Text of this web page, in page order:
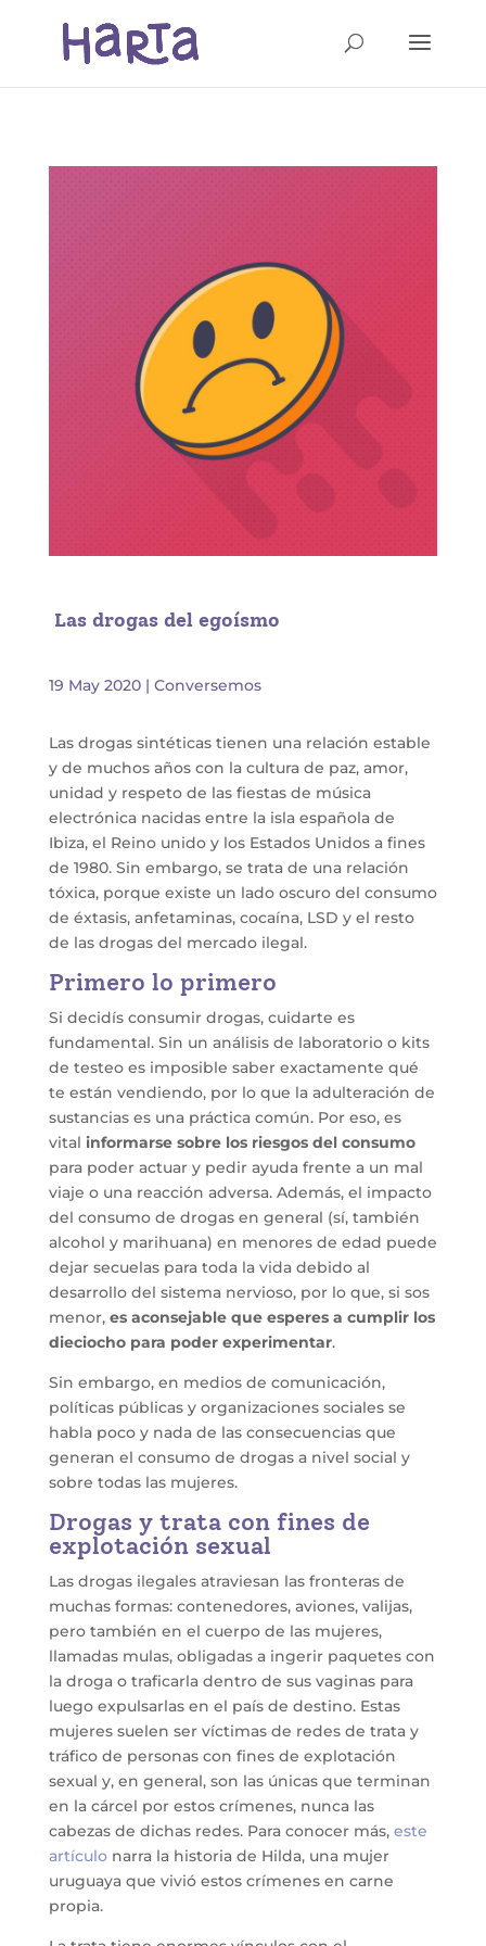
Las drogas del egoísmo
19 May 2020| Conversemos
Las drogas sintéticas tienen una relación estable
y de muchos años con la cultura de paz, amor,
unidad y respeto de las fiestas de música
electrónica nacidas entre la isla española de
Ibiza, el Reino unido y los Estados Unidos a fines
de 1980. Sin embargo, se trata de una relación
tóxica, porque existe un lado oscuro del consumo
de éxtasis, anfetaminas, cocaína, LSD y el resto
de las drogas del mercado ilegal.
Primero lo primero
Si decidís consumir drogas, cuidarte es
fundamental. Sin un análisis de laboratorio o kits
de testeo es imposible saber exactamente qué
te están vendiendo, por lo que la adulteración de
sustancias es una práctica común. Por eso, es
vital informarse sobre los riesgos del consumo
para poder actuar y pedir ayuda frente a un mal
viaje o una reacción adversa. Además, el impacto
del consumo de drogas en general (sí, también
alcohol y marihuana) en menores de edad puede
dejar secuelas para toda la vida debido al
desarrollo del sistema nervioso, por lo que, si sos
menor, es aconsejable que esperes a cumplir los
dieciocho para poder experimentar.
Sin embargo, en medios de comunicación,
políticas públicas y organizaciones sociales se
habla poco y nada de las consecuencias que
generan el consumo de drogas a nivel social y
sobre todas las mujeres.
Drogas y trata con fines de
explotación sexual
Las drogas ilegales atraviesan las fronteras de
muchas formas: contenedores, aviones, valijas,
pero también en el cuerpo de las mujeres,
llamadas mulas, obligadas a ingerir paquetes con
la droga o traficarla dentro de sus vaginas para
luego expulsarlas en el país de destino. Estas
mujeres suelen ser víctimas de redes de trata y
tráfico de personas con fines de explotación
sexual y, en general, son las únicas que terminan
en la cárcel por estos crímenes, nunca las
cabezas de dichas redes. Para conocer más, este
artículonarra la historia de Hilda, una mujer
uruguaya que vivió estos crímenes en carne
propia.